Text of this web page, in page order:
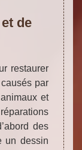
de
restaurer
par
et
des
un dessin